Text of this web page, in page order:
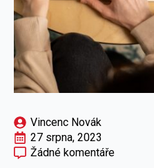
Vincenc Novák
27 srpna, 2023
Žádné komentáře